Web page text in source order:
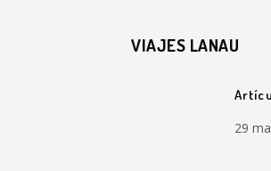
VIAJES LANAU
29